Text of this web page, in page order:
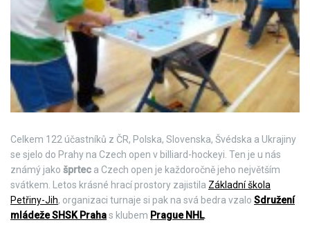
Celkem 122 účastníků z ČR, Polska, Slovenska, Švédska a Ukrajiny
se sjelo do Prahy na Czech open v billiard-hockeyi. Ten je u nás
známý jako šprtec a Czech open je každoročně jeho největším
svátkem. Letos krásné hrací prostory zajistila Základní škola
Petřiny-Jih, organizaci turnaje si pak na svá bedra vzalo Sdružení
mládeže SHSK Prahas klubem Prague NHL.